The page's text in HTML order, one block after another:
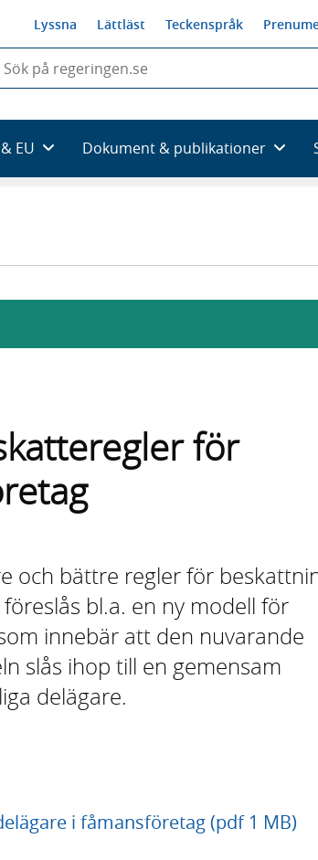
Lyssna Lättläst Teckenspråk
du
EU Dokument & publikationer
för
och bättre regler för
bl.a. en ny modell för
innebär att den nuvarande
slås ihop till en gemensam
delägare.
i fåmansföretag (pdf 1 MB)